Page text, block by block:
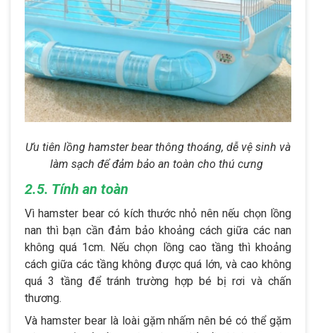
Ưu tiên lồng hamster bear thông thoáng, dễ vệ sinh và
làm sạch để đảm bảo an toàn cho thú cưng
2.5. Tính an toàn
Vì hamster bear có kích thước nhỏ nên nếu chọn lồng
nan thì bạn cần đảm bảo khoảng cách giữa các nan
không quá 1cm. Nếu chọn lồng cao tầng thì khoảng
cách giữa các tầng không được quá lớn, và cao không
quá 3 tầng để tránh trường hợp bé bị rơi và chấn
thương.
Và hamster bear là loài gặm nhấm nên bé có thể gặm